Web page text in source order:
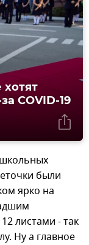
COVID-19
были
ярко на
листами - так
Ну а главное